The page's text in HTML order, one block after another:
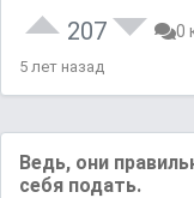
207 0
5 лет назад
Ведь, они
себя подать.